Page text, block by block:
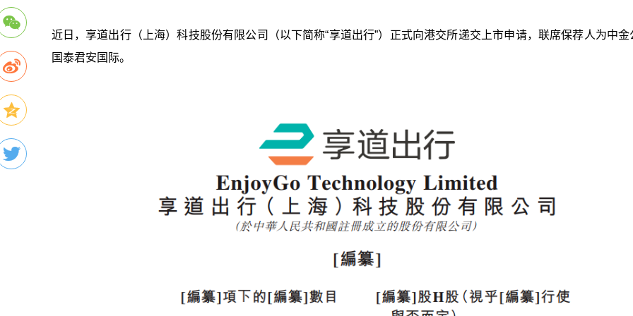
近日，享道出行（上海）科技股份有限公司（以下简称“享道出行”）正式向港交所递交上市申请，联席保荐人为中金
国泰君安国际。